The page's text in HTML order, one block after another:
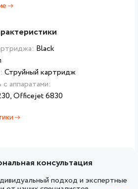
Black
Струйный картридж
аппаратами:
Officejet 6830
консультация
подход и экспертные